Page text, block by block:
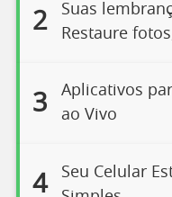
2
Suas
Restaure
3
Aplicativos
ao Vivo
4
Seu Celular